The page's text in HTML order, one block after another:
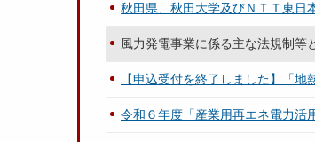
秋田県、秋田大学及びＮＴＴ東日
風力発電事業に係る主な法規制等
【申込受付を終了しました】「
令和６年度「産業用再エネ電力活